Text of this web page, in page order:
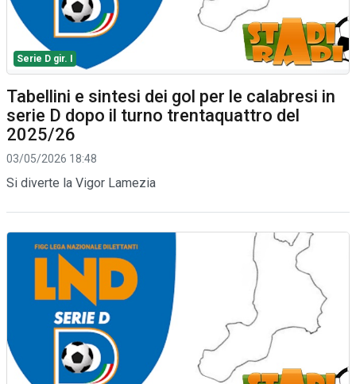
Serie D gir. I
Tabellini e sintesi dei gol per le calabresi in
serie D dopo il turno trentaquattro del
2025/26
03/05/2026 18:48
Si diverte la Vigor Lamezia